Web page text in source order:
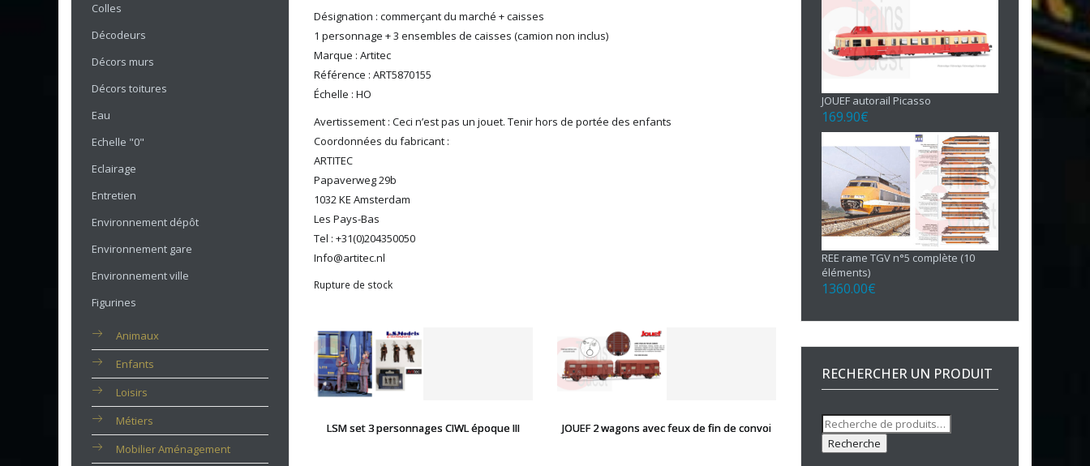
Colles
Décodeurs
Décors murs
Décors toitures
Eau
Echelle "0"
Eclairage
Entretien
Environnement dépôt
Environnement gare
Environnement ville
Figurines
Animaux
Enfants
Loisirs
Métiers
Mobilier Aménagement
Désignation : commerçant du marché + caisses
1 personnage + 3 ensembles de caisses (camion non inclus)
Marque : Artitec
Référence : ART5870155
Échelle : HO
Avertissement : Ceci n’est pas un jouet. Tenir hors de portée des enfants
Coordonnées du fabricant :
ARTITEC
Papaverweg 29b
1032 KE Amsterdam
Les Pays-Bas
Tel : +31(0)204350050
Info@artitec.nl
Rupture de stock
LSM set 3 personnages CIWL époque III JOUEF 2 wagons avec feux de fin de convoi
JOUEF autorail Picasso
169.90€
REE rame TGV n°5 complète (10
éléments)
1360.00€
RECHERCHER UN PRODUIT
Recherche
pour :
Recherche